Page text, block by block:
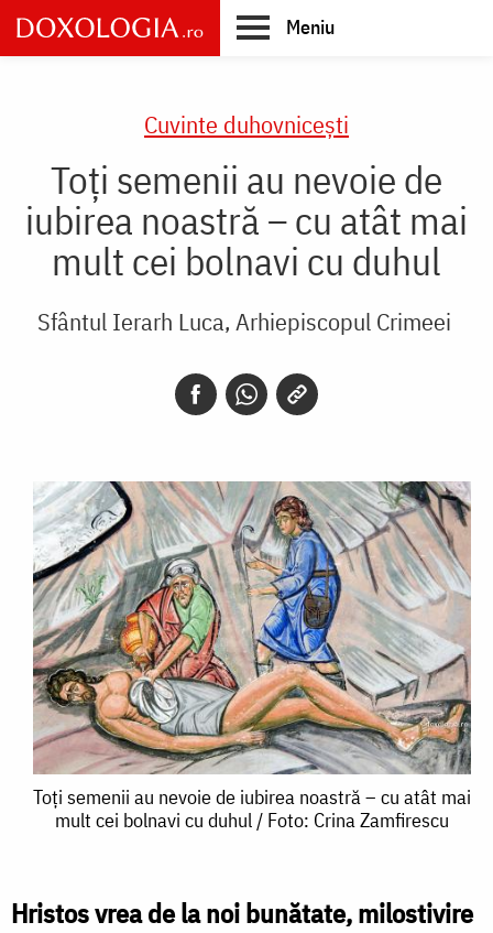
Skip
to
main
Meniu
Cuvinte duhovnicești
Toți semenii au nevoie de
iubirea noastră – cu atât mai
mult cei bolnavi cu duhul
Sfântul Ierarh Luca, Arhiepiscopul Crimeei
Toți
semenii
nevoie
Toți semenii au nevoie de iubirea noastră – cu atât mai
mult cei bolnavi cu duhul / Foto: Crina Zamfirescu
Hristos vrea de la noi bunătate, milostivire